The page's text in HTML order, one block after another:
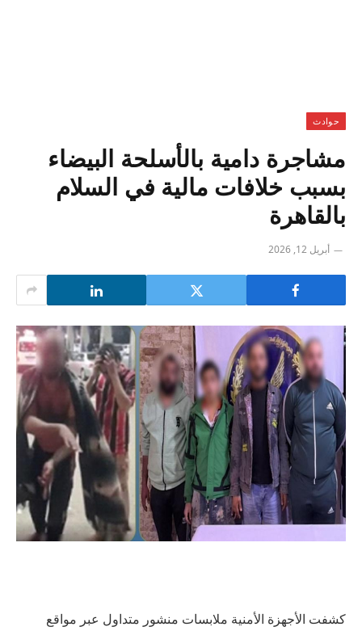
حوادث
مشاجرة دامية بالأسلحة البيضاء
بسبب خلافات مالية في السلام
بالقاهرة
أبريل 12, 2026
كشفت الأجهزة الأمنية ملابسات منشور متداول عبر مواقع